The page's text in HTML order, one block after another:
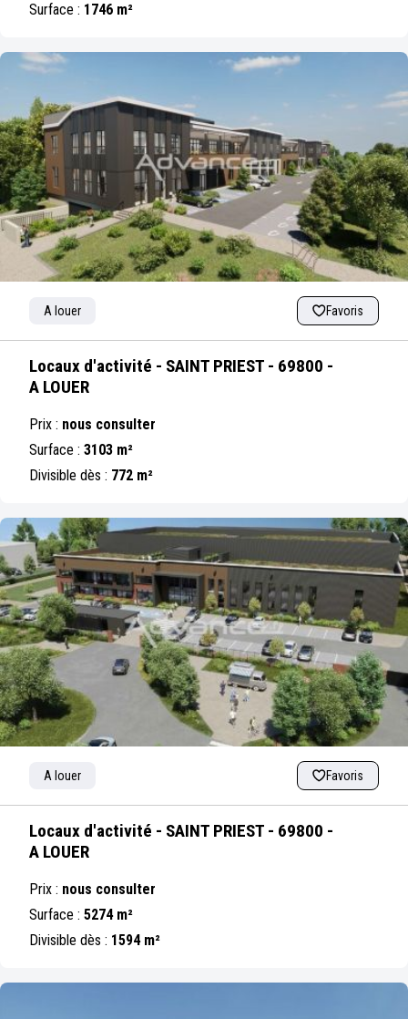
Surface : 1746 m²
A louer Favoris
Locaux d'activité - SAINT PRIEST - 69800 -
A LOUER
Prix : nous consulter
Surface : 3103 m²
Divisible dès : 772 m²
A louer Favoris
Locaux d'activité - SAINT PRIEST - 69800 -
A LOUER
Prix : nous consulter
Surface : 5274 m²
Divisible dès : 1594 m²